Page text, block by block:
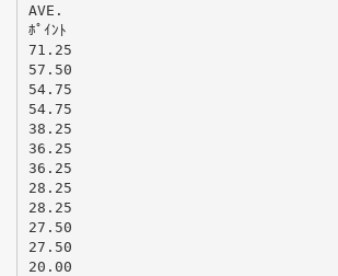
AVE.
ﾎﾟｲﾝﾄ
71.25
57.50
54.75
54.75
38.25
36.25
36.25
28.25
28.25
27.50
27.50
20.00